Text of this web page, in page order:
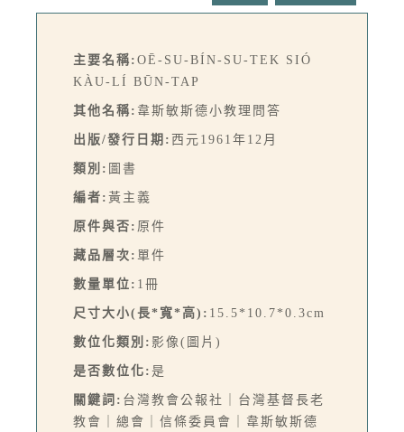
主要名稱: OĒ-SU-BÍN-SU-TEK SIÓ
KÀU-LÍ BŪN-TAP
其他名稱: 韋斯敏斯德小教理問答
出版/發行日期: 西元1961年12月
類別: 圖書
編者: 黃主義
原件與否: 原件
藏品層次: 單件
數量單位: 1冊
尺寸大小(長*寬*高): 15.5*10.7*0.3cm
數位化類別: 影像(圖片)
是否數位化: 是
關鍵詞: 台灣教會公報社｜台灣基督長老
教會｜總會｜信條委員會｜韋斯敏斯德